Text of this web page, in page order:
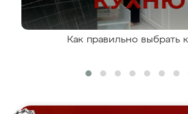
Как правильно выбрать